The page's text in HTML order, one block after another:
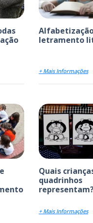
letramento
+ Mais Informações
Quais
quadrinhos
+ Mais Informações